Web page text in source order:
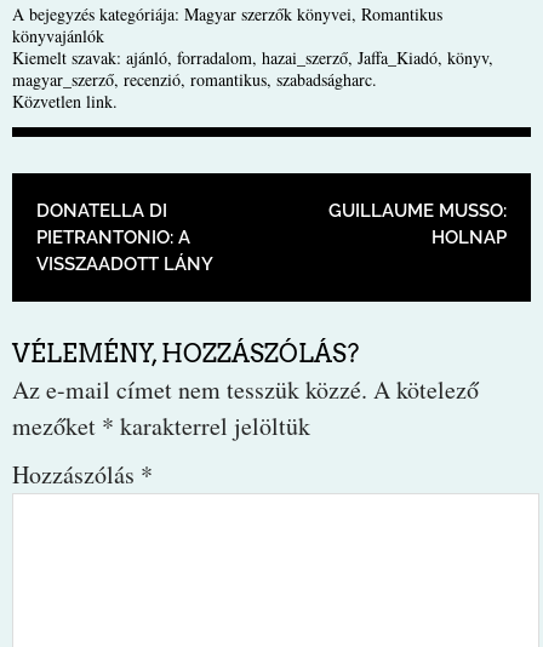
A bejegyzés kategóriája: Magyar szerzők könyvei, Romantikus
könyvajánlók
Kiemelt szavak: ajánló, forradalom, hazai_szerző, Jaffa_Kiadó, könyv,
magyar_szerző, recenzió, romantikus, szabadságharc.
Közvetlen link.
BEJEGYZÉS NAVIGÁCIÓ
DONATELLA DI
PIETRANTONIO: A
VISSZAADOTT LÁNY
GUILLAUME MUSSO:
HOLNAP
VÉLEMÉNY, HOZZÁSZÓLÁS?
Az e-mail címet nem tesszük közzé. A kötelező
mezőket * karakterrel jelöltük
Hozzászólás *